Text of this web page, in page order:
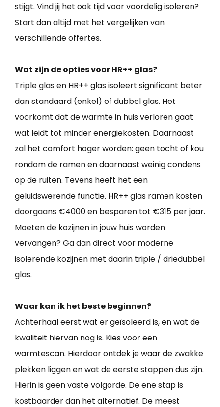
stijgt. Vind jij het ook tijd voor voordelig isoleren?
Start dan altijd met het vergelijken van
verschillende offertes.
Wat zijn de opties voor HR++ glas?
Triple glas en HR++ glas isoleert significant beter
dan standaard (enkel) of dubbel glas. Het
voorkomt dat de warmte in huis verloren gaat
wat leidt tot minder energiekosten. Daarnaast
zal het comfort hoger worden: geen tocht of kou
rondom de ramen en daarnaast weinig condens
op de ruiten. Tevens heeft het een
geluidswerende functie. HR++ glas ramen kosten
doorgaans €4000 en besparen tot €315 per jaar.
Moeten de kozijnen in jouw huis worden
vervangen? Ga dan direct voor moderne
isolerende kozijnen met daarin triple / driedubbel
glas.
Waar kan ik het beste beginnen?
Achterhaal eerst wat er geïsoleerd is, en wat de
kwaliteit hiervan nog is. Kies voor een
warmtescan. Hierdoor ontdek je waar de zwakke
plekken liggen en wat de eerste stappen dus zijn.
Hierin is geen vaste volgorde. De ene stap is
kostbaarder dan het alternatief. De meest